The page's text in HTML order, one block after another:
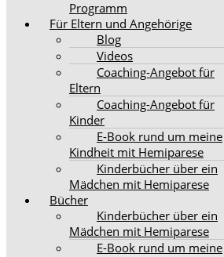
Programm
Für Eltern und Angehörige
Blog
Videos
Coaching-Angebot für
Eltern
Coaching-Angebot für
Kinder
E-Book rund um meine
Kindheit mit Hemiparese
Kinderbücher über ein
Mädchen mit Hemiparese
Bücher
Kinderbücher über ein
Mädchen mit Hemiparese
E-Book rund um meine